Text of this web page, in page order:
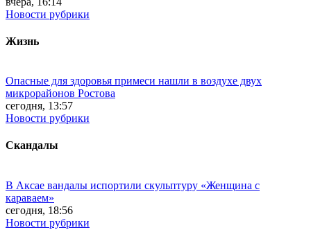
Новости рубрики
Жизнь
Опасные для здоровья примеси нашли в воздухе двух
микрорайонов Ростова
сегодня, 13:57
Новости рубрики
Скандалы
В Аксае вандалы испортили скульптуру «Женщина с
караваем»
сегодня, 18:56
Новости рубрики